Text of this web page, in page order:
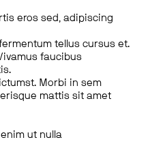
eros sed, adipiscing
tellus cursus et.
faucibus
Morbi in sem
mattis sit amet
ut nulla